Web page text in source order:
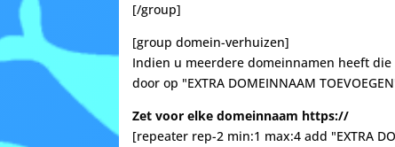
[/group]
[group domein-verhuizen]
Indien u meerdere domeinnamen heeft
door op "EXTRA DOMEINNAAM
Zet voor elke domeinnaam https://
[repeater rep-2 min:1 max:4 add "EXTRA